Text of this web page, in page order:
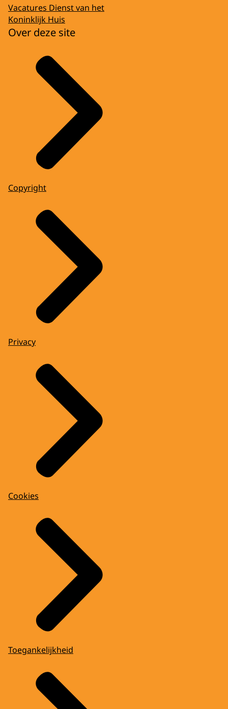
Vacatures Dienst van het
Koninklijk Huis
Over deze site
Copyright
Privacy
Cookies
Toegankelijkheid